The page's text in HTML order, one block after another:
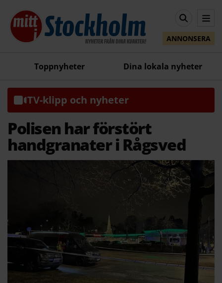
ANNONSERA
Toppnyheter Dina lokala nyheter
TV-klipp och nyheter
Polisen har förstört
handgranater i Rågsved